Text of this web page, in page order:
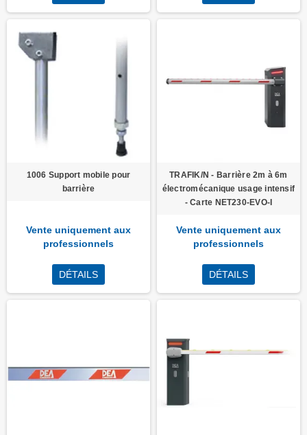
1006 Support mobile pour
barrière
Vente uniquement aux
professionnels
DÉTAILS
TRAFIK/N - Barrière 2m à 6m
électromécanique usage intensif
- Carte NET230-EVO-I
Vente uniquement aux
professionnels
DÉTAILS